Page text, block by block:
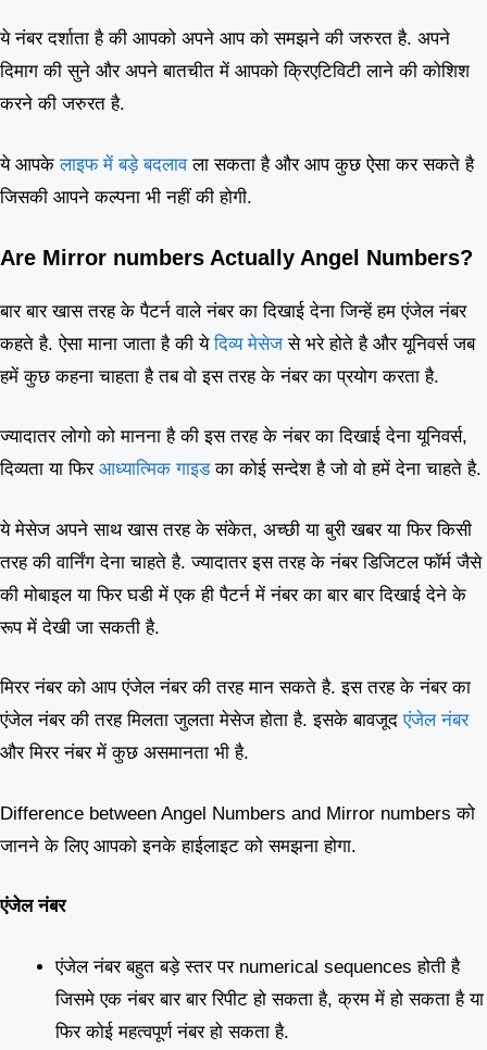
ये नंबर दर्शाता है की आपको अपने आप को समझने की जरुरत है. अपने
दिमाग की सुने और अपने बातचीत में आपको क्रिएटिविटी लाने की कोशिश
करने की जरुरत है.
ये आपकेलाइफ में बड़े बदलावला सकता है और आप कुछ ऐसा कर सकते है
जिसकी आपने कल्पना भी नहीं की होगी.
Are Mirror numbers Actually Angel Numbers?
बार बार खास तरह के पैटर्न वाले नंबर का दिखाई देना जिन्हें हम एंजेल नंबर
कहते है. ऐसा माना जाता है की येदिव्य मेसेज से भरे होते है और यूनिवर्स जब
हमें कुछ कहना चाहता है तब वो इस तरह के नंबर का प्रयोग करता है.
ज्यादातर लोगो को मानना है की इस तरह के नंबर का दिखाई देना यूनिवर्स,
दिव्यता या फिर आध्यात्मिक गाइडका कोई सन्देश है जो वो हमें देना चाहते है.
ये मेसेज अपने साथ खास तरह के संकेत, अच्छी या बुरी खबर या फिर किसी
तरह की वार्निंग देना चाहते है. ज्यादातर इस तरह के नंबर डिजिटल फॉर्म जैसे
की मोबाइल या फिर घडी में एक ही पैटर्न में नंबर का बार बार दिखाई देने के
रूप में देखी जा सकती है.
मिरर नंबर को आप एंजेल नंबर की तरह मान सकते है. इस तरह के नंबर का
एंजेल नंबर की तरह मिलता जुलता मेसेज होता है. इसके बावजूदएंजेल नंबर
और मिरर नंबर में कुछ असमानता भी है.
Difference between Angel Numbers and Mirror numbers को
जानने के लिए आपको इनके हाईलाइट को समझना होगा.
एंजेल नंबर
एंजेल नंबर बहुत बड़े स्तर पर numerical sequences होती है
जिसमे एक नंबर बार बार रिपीट हो सकता है, क्रम में हो सकता है या
फिर कोई महत्वपूर्ण नंबर हो सकता है.